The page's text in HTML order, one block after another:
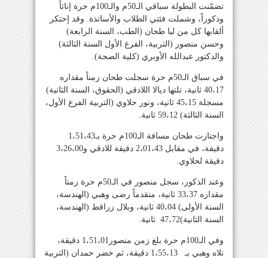
تضمّنت البطولة سباقي الـ50م والـ100م حرة إناثاً
وذكوراً، وشملت فئتي الطلاب والأساتذة. وقد إحتكر
ألقابها كل من ليا طحان (الطب، السنة الرابعة)
وحسن منصور (التربية، الفرع الأول السنة الثالثة)
والدكتور عبدالله الأوبري (كلية الصحة).
في سباق الـ50م حرة سجلت طحان زمناً مقداره
40،17 ثانية، تلتها ديالا اللادقي (الحقوق، السنة الثانية)
مسجلة 45،15 ثانية، ونور حلاوي (التربية الفرع الأول،
السنة الثالثة) 59،12 ثانية.
واجتازت طحان مسافة الـ100م حرة بـ1،51،43
دقيقة، في مقابل 2،01،43 دقيقة للادقي و3،26،00
دقيقة لحلاوي.
وعند الذكور، سجل منصور في الـ50م حرة زمناً
مقداره 33،37 ثانية، متقدماً رضى وهبي (الهندسة،
السنة الأولى) 40،04 ثانية، وبلال زراقط (الهندسة،
السنة الثانية)47،72 ثانية.
وفي الـ100م حرة بلغ زمن منصور1،51،01 دقيقة،
تلاه وهبي بـ 1،55،13 دقيقة، ثم خضر حمدان (التربية